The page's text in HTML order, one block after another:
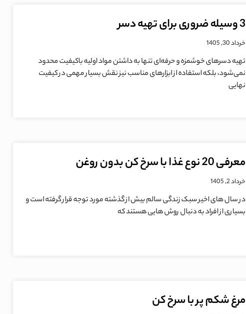
3 وسیله ضروری برای تهیه دسر
خرداد 30, 1405
تهیه دسرهای خوشمزه و حرفه‌ای تنها به داشتن مواد اولیه باکیفیت محدود
نمی‌شود، بلکه استفاده از ابزارهای مناسب نیز نقش بسیار مهمی در کیفیت
نهایی
معرفی 20 نوع غذا با سرخ کن بدون روغن
خرداد 2, 1405
در سال های اخیر سبک زندگی سالم بیش از گذشته مورد توجه قرار گرفته است و
بسیاری از افراد به دنبال روش هایی هستند که
مرغ شکم پر با سرخ کن